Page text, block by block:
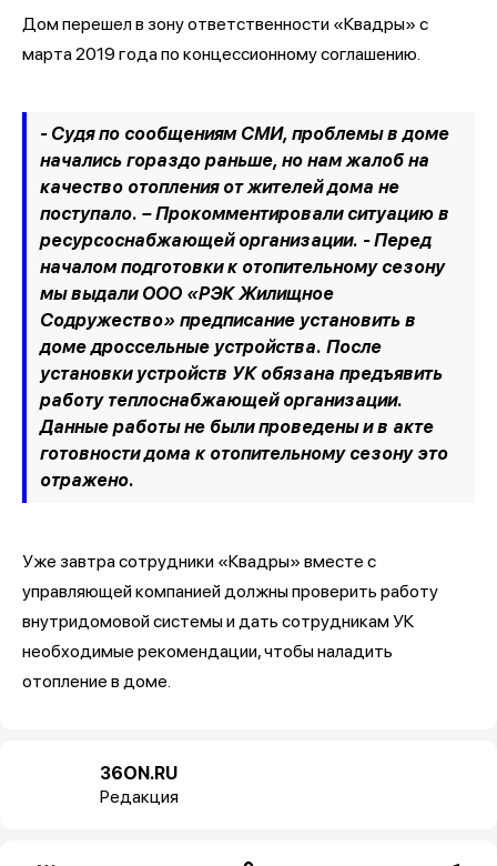
Дом перешел в зону ответственности «Квадры» с
марта 2019 года по концессионному соглашению.
- Судя по сообщениям СМИ, проблемы в доме
начались гораздо раньше, но нам жалоб на
качество отопления от жителей дома не
поступало. – Прокомментировали ситуацию в
ресурсоснабжающей организации. - Перед
началом подготовки к отопительному сезону
мы выдали ООО «РЭК Жилищное
Содружество» предписание установить в
доме дроссельные устройства. После
установки устройств УК обязана предъявить
работу теплоснабжающей организации.
Данные работы не были проведены и в акте
готовности дома к отопительному сезону это
отражено.
Уже завтра сотрудники «Квадры» вместе с
управляющей компанией должны проверить работу
внутридомовой системы и дать сотрудникам УК
необходимые рекомендации, чтобы наладить
отопление в доме.
36ON.RU
Редакция